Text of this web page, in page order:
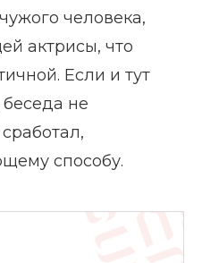
человека,
актрисы, что
Если и тут
не
способу.